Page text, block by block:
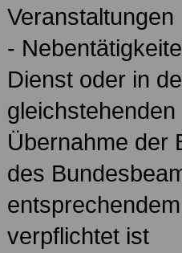
Veranstaltungen
-
Dienst oder in
Übernahme der
des
verpflichtet ist